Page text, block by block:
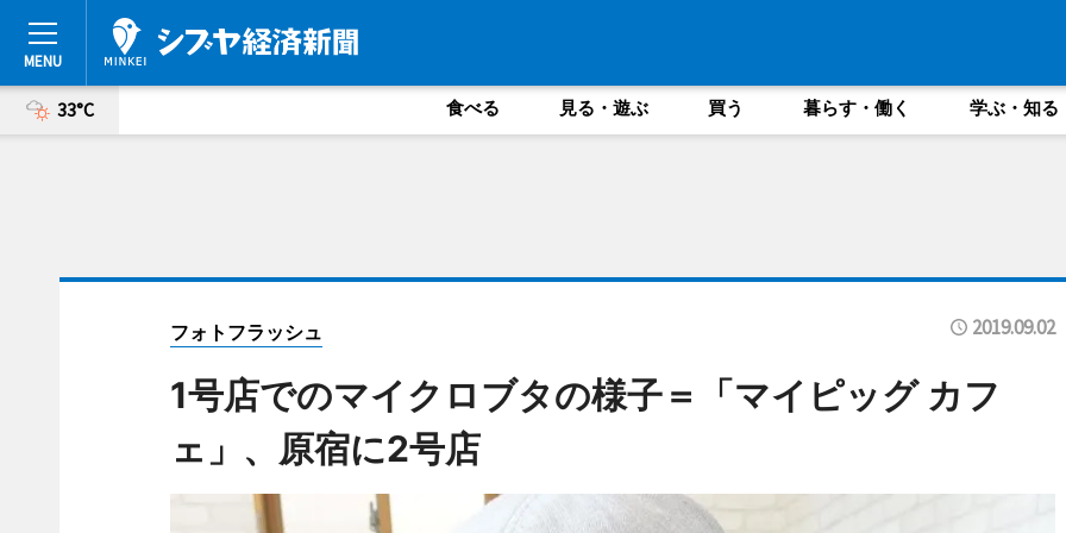
33°C 食べる 見る・遊ぶ 買う 暮らす・働く 学ぶ・知る
フォトフラッシュ 2019.09.02
1号店でのマイクロブタの様子＝「マイピッグ カフ
ェ」、原宿に2号店